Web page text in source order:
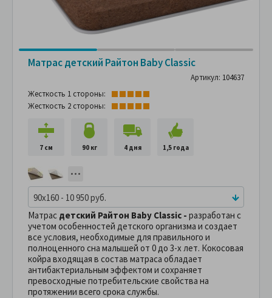
Матрас детский Райтон Baby Classic
Артикул: 104637
Жесткость 1 стороны:
Жесткость 2 стороны:
7 см 90 кг 4 дня 1,5 года
90x160 - 10 950 руб.
Матрас детский Райтон Baby Classic - разработан с
учетом особенностей детского организма и создает
все условия, необходимые для правильного и
полноценного сна малышей от 0 до 3-х лет. Кокосовая
койра входящая в состав матраса обладает
антибактериальным эффектом и сохраняет
превосходные потребительские свойства на
протяжении всего срока службы.